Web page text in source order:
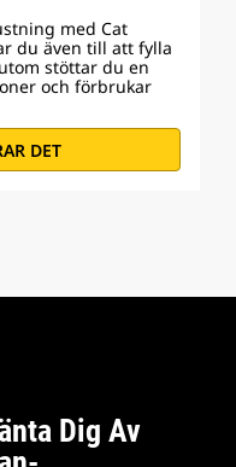
med Cat
du även till att fylla
stöttar du en
och förbrukar
DET
Dig Av